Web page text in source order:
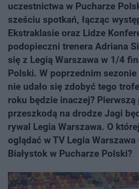
uczestnictwa w Pucharze
sześciu spotkań, łącząc
Ekstraklasie oraz Lidze
podopieczni trenera Adriana
się z Legią Warszawa w 1/4
Polski. W poprzednim
nie udało się zdobyć tego
roku będzie inaczej? Pierwszą
przeszkodą na drodze Jagi
rywal Legia Warszawa. O
oglądać w TV Legia
Białystok w Pucharze Polski?